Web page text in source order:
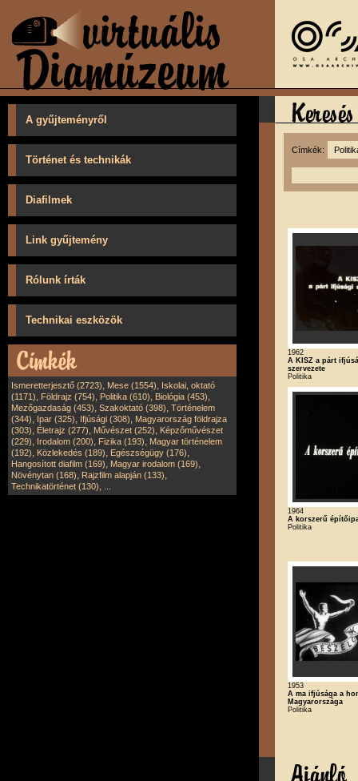
A gyűjteményről
Történet és technikák
Diafilmek
Link gyűjtemény
Rólunk írták
Technikai eszközök
Ismeretterjesztő (2723), Mese (1554), Iskolai, oktató
(1171), Földrajz (754), Politika (610), Biológia (453),
Mezőgazdaság (453), Szakoktató (398), Történelem
(344), Ipar (325), Ifjúsági (308), Magyarország földrajza
(303), Életrajz (277), Művészet (252), Képzőművészet
(229), Irodalom (200), Fizika (193), Magyar történelem
(192), Közlekedés (189), Egészségügy (176),
Hangosított diafilm (169), Magyar irodalom (169),
Növénytan (168), Rajzfilm alapján (133),
Technikatörténet (130),
Címkék:
1962
A KISZ a párt
szervezete
Politika
1964
A korszerű
Politika
1953
A ma ifjúsága a
Magyarországa
Politika